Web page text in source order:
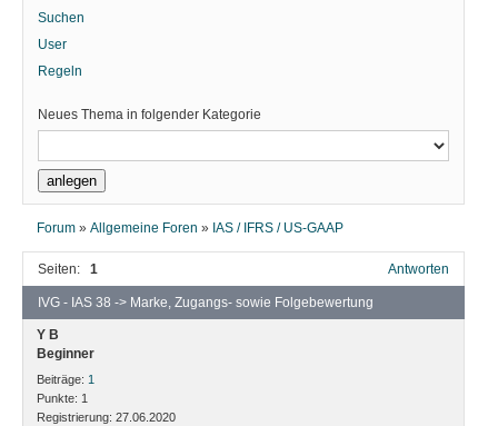
Suchen
User
Regeln
Neues Thema in folgender Kategorie
Forum »Allgemeine Foren » IAS / IFRS / US-GAAP
Seiten: 1 Antworten
IVG - IAS 38 -> Marke, Zugangs- sowie Folgebewertung
Y B
Beginner
Beiträge: 1
Punkte: 1
Registrierung: 27.06.2020